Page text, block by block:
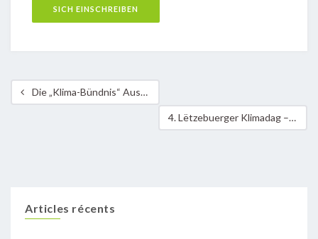
Die „Klima-Bündnis“ Ausstellungen
4. Lëtzebuerger Klimadag – 12. November 2012 in Düdelingen
Articles récents